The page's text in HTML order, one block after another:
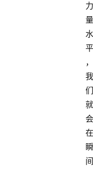
力
量
水
平
，
我
们
就
会
在
瞬
间